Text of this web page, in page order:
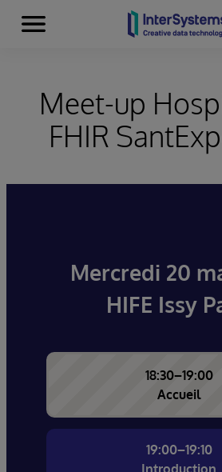
Skip to content
Menu
Meet-up
FHIR
Mercredi 20
HIFE Issy
18:30–19:00
Accueil
19:00–19:10
Introduction